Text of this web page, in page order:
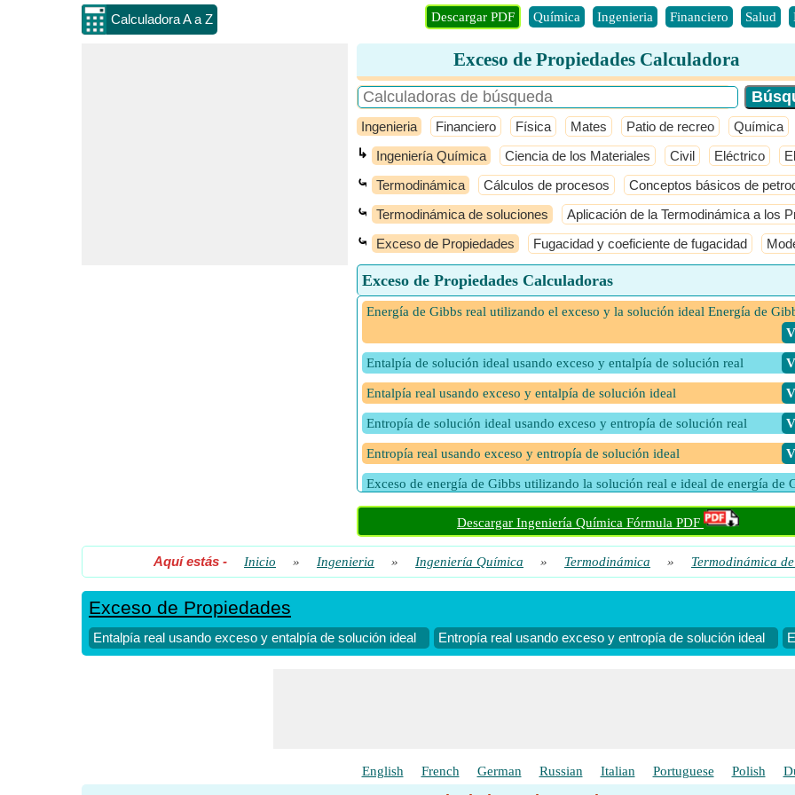
Calculadora A a Z Descargar PDF Química Ingenieria Financiero Salud
Exceso de Propiedades Calculadora
Ingenieria Financiero Física Mates Patio de recreo Química
↳ Ingeniería Química Ciencia de los Materiales Civil Eléctrico
⤿ Termodinámica Cálculos de procesos Conceptos básicos de
⤿ Termodinámica de soluciones Aplicación de la Termodinámica a los
⤿ Exceso de Propiedades Fugacidad y coeficiente de fugacidad
Exceso de Propiedades Calculadoras
Energía de Gibbs real utilizando el exceso y la solución ideal Energía de
Entalpía de solución ideal usando exceso y entalpía de solución real
Entalpía real usando exceso y entalpía de solución ideal
Entropía de solución ideal usando exceso y entropía de solución real
Entropía real usando exceso y entropía de solución ideal
Exceso de energía de Gibbs utilizando la solución real e ideal de energía de
Exceso de entalpía usando entalpía de solución real e ideal
Exceso de entropía usando entropía de solución real e ideal
Solución ideal de Gibbs Energy utilizando el exceso y la solución real de
Volumen de solución ideal usando exceso y volumen de solución real
Descargar Ingeniería Química Fórmula PDF
Aquí estás - Inicio » Ingenieria » Ingeniería Química » Termodinámica » Termodinámica
Exceso de Propiedades
Entalpía real usando exceso y entalpía de solución ideal Entropía real usando exceso y entropía de solución ideal
English French German Russian Italian Portuguese Polish